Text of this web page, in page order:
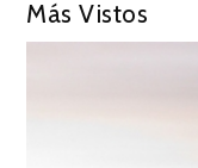
Más Vistos